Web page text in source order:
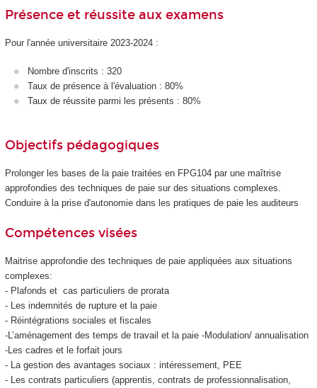
Présence et réussite aux examens
Pour l'année universitaire 2023-2024 :
Nombre d'inscrits : 320
Taux de présence à l'évaluation : 80%
Taux de réussite parmi les présents : 80%
Objectifs pédagogiques
Prolonger les bases de la paie traitées en FPG104 par une maîtrise
approfondies des techniques de paie sur des situations complexes.
Conduire à la prise d'autonomie dans les pratiques de paie les auditeurs
Compétences visées
Maitrise approfondie des techniques de paie appliquées aux situations
complexes:
- Plafonds et cas particuliers de prorata
- Les indemnités de rupture et la paie
- Réintégrations sociales et fiscales
-L’aménagement des temps de travail et la paie -Modulation/ annualisation
-Les cadres et le forfait jours
- La gestion des avantages sociaux : intéressement, PEE
- Les contrats particuliers (apprentis , contrats de professionnalisation,